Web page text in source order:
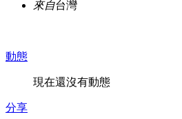
來自台灣
動態
現在還沒有動態
分享